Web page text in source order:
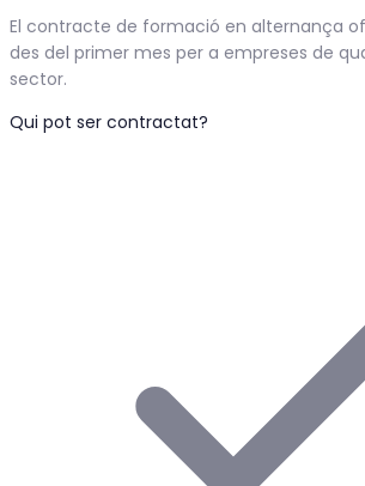
El contracte de formació en alternança
des del primer mes per a empreses de
sector.
Qui pot ser contractat?